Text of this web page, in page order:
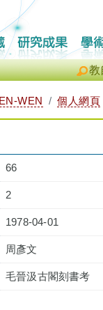
教
WEN 個人網頁
66
2
1978-04-01
周彥文
毛晉汲古閣刻書考